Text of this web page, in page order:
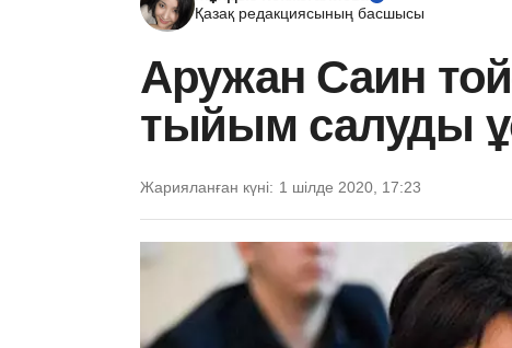
Қазақ редакциясының басшысы
Аружан Саин
тыйым салуды
Жарияланған күні: 1 шілде 2020, 17:23